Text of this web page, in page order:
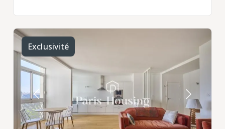
Exclusivité